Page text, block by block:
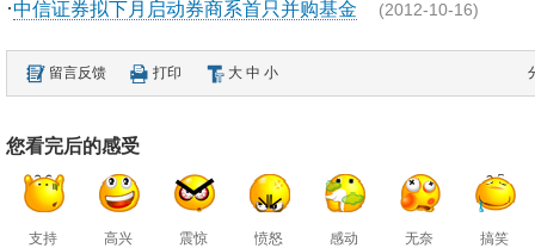
·中信证券拟下月启动券商系首只并购基金 (2012-10-16)
留言反馈 打印 大 中 小
您看完后的感受
支持 高兴 震惊 愤怒 感动 无奈 搞笑